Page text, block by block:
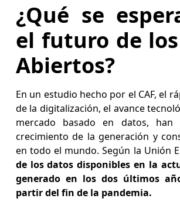
¿Qué se
el futuro de
Abiertos?
En un estudio hecho por el CAF, el
de la digitalización, el avance
mercado basado en datos, han
crecimiento de la generación y
en todo el mundo. Según la Unión
de los datos disponibles en la
generado en los dos últimos
partir del fin de la pandemia.